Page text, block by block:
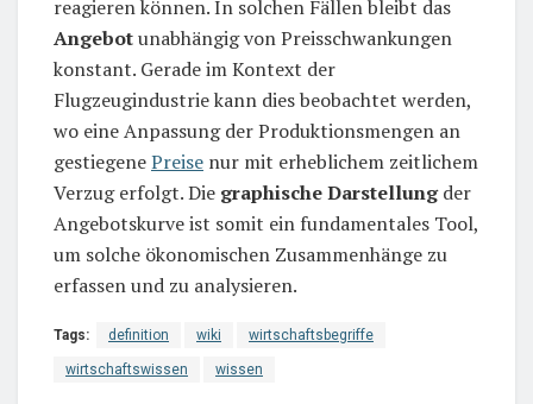
reagieren können. In solchen Fällen bleibt das
Angebotunabhängig von Preisschwankungen
konstant. Gerade im Kontext der
Flugzeugindustrie kann dies beobachtet werden,
wo eine Anpassung der Produktionsmengen an
gestiegenePreise nur mit erheblichem zeitlichem
Verzug erfolgt. Die graphische Darstellungder
Angebotskurve ist somit ein fundamentales Tool,
um solche ökonomischen Zusammenhänge zu
erfassen und zu analysieren.
Tags: definition wiki wirtschaftsbegriffe
wirtschaftswissen wissen